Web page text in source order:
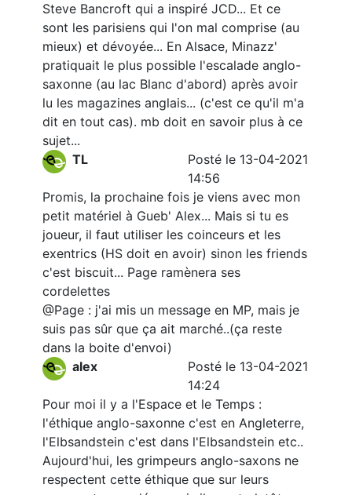
Steve Bancroft qui a inspiré JCD... Et ce
sont les parisiens qui l'on mal comprise (au
mieux) et dévoyée... En Alsace, Minazz'
pratiquait le plus possible l'escalade anglo-
saxonne (au lac Blanc d'abord) après avoir
lu les magazines anglais... (c'est ce qu'il m'a
dit en tout cas). mb doit en savoir plus à ce
sujet...
TL
Posté le 13-04-2021
14:56
Promis, la prochaine fois je viens avec mon
petit matériel à Gueb' Alex... Mais si tu es
joueur, il faut utiliser les coinceurs et les
exentrics (HS doit en avoir) sinon les friends
c'est biscuit... Page ramènera ses
cordelettes
@Page : j'ai mis un message en MP, mais je
suis pas sûr que ça ait marché..(ça reste
dans la boite d'envoi)
alex
Posté le 13-04-2021
14:24
Pour moi il y a l'Espace et le Temps :
l'éthique anglo-saxonne c'est en Angleterre,
l'Elbsandstein c'est dans l'Elbsandstein etc..
Aujourd'hui, les grimpeurs anglo-saxons ne
respectent cette éthique que sur leurs